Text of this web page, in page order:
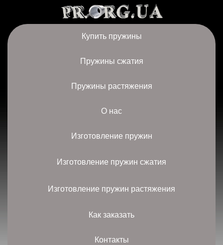
Купить пружины
Пружины сжатия
Пружины растяжения
О нас
Изготовление пружин
Изготовление пружин сжатия
Изготовление пружин растяжения
Как заказать
Контакты